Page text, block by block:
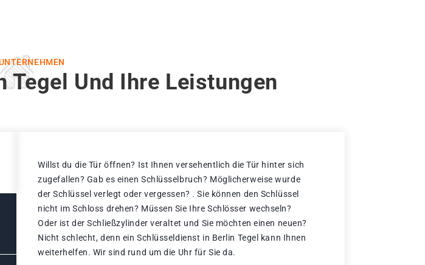
Und Ihre Leistungen
Willst du die Tür öffnen? Ist Ihnen versehentlich die Tür hinter sich
zugefallen? Gab es einen Schlüsselbruch? Möglicherweise wurde
der Schlüssel verlegt oder vergessen? . Sie können den Schlüssel
nicht im Schloss drehen? Müssen Sie Ihre Schlösser wechseln?
Oder ist der Schließzylinder veraltet und Sie möchten einen neuen?
Nicht schlecht, denn ein Schlüsseldienst in Berlin Tegel kann Ihnen
weiterhelfen. Wir sind rund um die Uhr für Sie da.